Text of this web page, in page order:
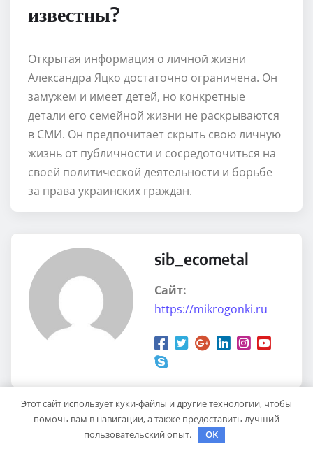
известны?
Открытая информация о личной жизни
Александра Яцко достаточно ограничена. Он
замужем и имеет детей, но конкретные
детали его семейной жизни не раскрываются
в СМИ. Он предпочитает скрыть свою личную
жизнь от публичности и сосредоточиться на
своей политической деятельности и борьбе
за права украинских граждан.
sib_ecometal
Сайт:
https://mikrogonki.ru
RELATED STORY
Этот сайт использует куки-файлы и другие технологии, чтобы
помочь вам в навигации, а также предоставить лучший
пользовательский опыт.
OK